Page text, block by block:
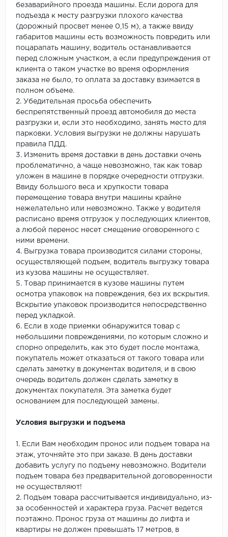
безаварийного проезда машины. Если дорога для
подъезда к месту разгрузки плохого качества
(дорожный просвет менее 0,15 м), а также ввиду
габаритов машины есть возможность повредить или
поцарапать машину, водитель останавливается
перед сложным участком, а если предупреждения от
клиента о таком участке во время оформления
заказа не было, то оплата за доставку взимается в
полном объеме.
2. Убедительная просьба обеспечить
беспрепятственный проезд автомобиля до места
разгрузки и, если это необходимо, занять место для
парковки. Условия выгрузки не должны нарушать
правила ПДД.
3. Изменить время доставки в день доставки очень
проблематично, а чаще невозможно, так как товар
уложен в машине в порядке очередности отгрузки.
Ввиду большого веса и хрупкости товара
перемещение товара внутри машины крайне
нежелательно или невозможно. Также у водителя
расписано время отгрузок у последующих клиентов,
а любой перенос несет смещение оговоренного с
ними времени.
4. Выгрузка товара производится силами стороны,
осуществляющей подъем, водитель выгрузку товара
из кузова машины не осуществляет.
5. Товар принимается в кузове машины путем
осмотра упаковок на повреждения, без их вскрытия.
Вскрытие упаковок производится непосредственно
перед укладкой.
6. Если в ходе приемки обнаружится товар с
небольшими повреждениями, по которым сложно и
спорно определить, как это будет после монтажа,
покупатель может отказаться от такого товара или
сделать заметку в документах водителя, и в свою
очередь водитель должен сделать заметку в
документах покупателя. Эта заметка будет
основанием для последующей замены.
Условия выгрузки и подъема
1. Если Вам необходим пронос или подъем товара на
этаж, уточняйте это при заказе. В день доставки
добавить услугу по подъему невозможно. Водители
подъем товара без предварительной договоренности
не осуществляют!
2. Подъем товара рассчитывается индивидуально, из-
за особенностей и характера груза. Расчет ведется
поэтажно. Пронос груза от машины до лифта и
квартиры не должен превышать 17 метров, в